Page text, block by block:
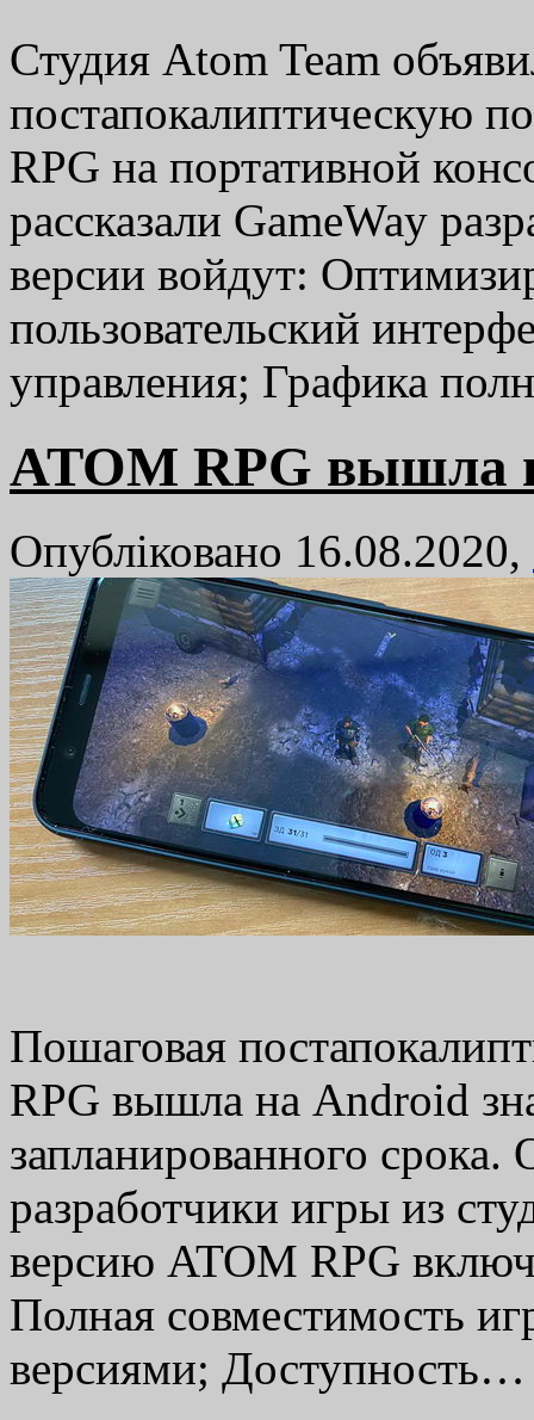
Студия Atom Team
постапокалиптическую
RPG на портативной
рассказали GameWay
версии войдут:
пользовательский
управления; Графика
ATOM RPG вышла
Опубліковано 16.08.2020,
Пошаговая
RPG вышла на Android
запланированного
разработчики игры из
версию ATOM RPG
Полная совместимость
версиями;